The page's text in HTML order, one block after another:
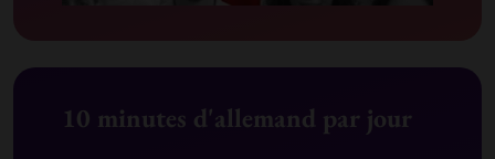
10 minutes d'allemand par jour